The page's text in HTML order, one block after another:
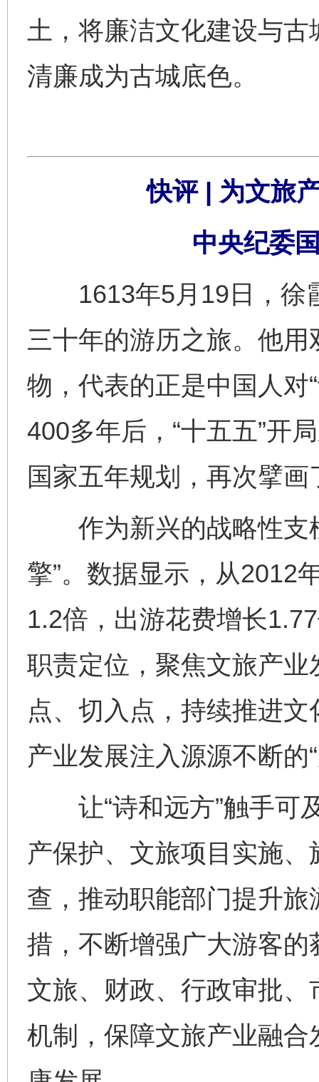
土，将廉洁文化建设与
清廉成为古城底色。
快评 | 为文旅
中央纪委
1613年5月19日，徐
三十年的游历之旅。他
物，代表的正是中国人对
400多年后，“十五五”开
国家五年规划，再次擘画
作为新兴的战略性支
擎”。数据显示，从2012
1.2倍，出游花费增长
职责定位，聚焦文旅产
点、切入点，持续推进
产业发展注入源源不断的
让“诗和远方”触手可
产保护、文旅项目实施
查，推动职能部门提升
措，不断增强广大游客
文旅、财政、行政审批
机制，保障文旅产业融